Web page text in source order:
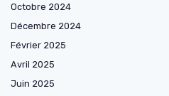
Octobre 2024
Décembre 2024
Février 2025
Avril 2025
Juin 2025